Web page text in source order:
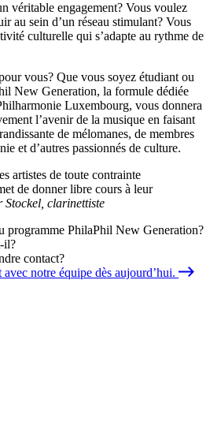
véritable engagement? Vous voulez
au sein d’un réseau stimulant? Vous
culturelle qui s’adapte au rythme de
vous? Que vous soyez étudiant ou
New Generation, la formule dédiée
Luxembourg, vous donnera
l’avenir de la musique en faisant
de mélomanes, de membres
et d’autres passionnés de culture.
artistes de toute contrainte
de donner libre cours à leur
Stockel, clarinettiste
programme PhilaPhil New Generation?
il?
contact?
avec notre équipe dès aujourd’hui.